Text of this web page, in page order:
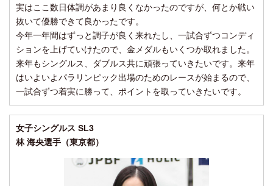
実はここ数日体調があまり良くなかったのですが、何とか戦い
抜いて優勝できて良かったです。
今年一年間はずっと調子が良く来れたし、一試合ずつコンディ
ションを上げていけたので、金メダルもいくつか取れました。
来年もシングルス、ダブルス共に頑張っていきたいです。来年
はいよいよパラリンピック出場のためのレースが始まるので、
一試合ずつ着実に勝って、ポイントを取っていきたいです。
女子シングルス SL3
林 海央選手（東京都）